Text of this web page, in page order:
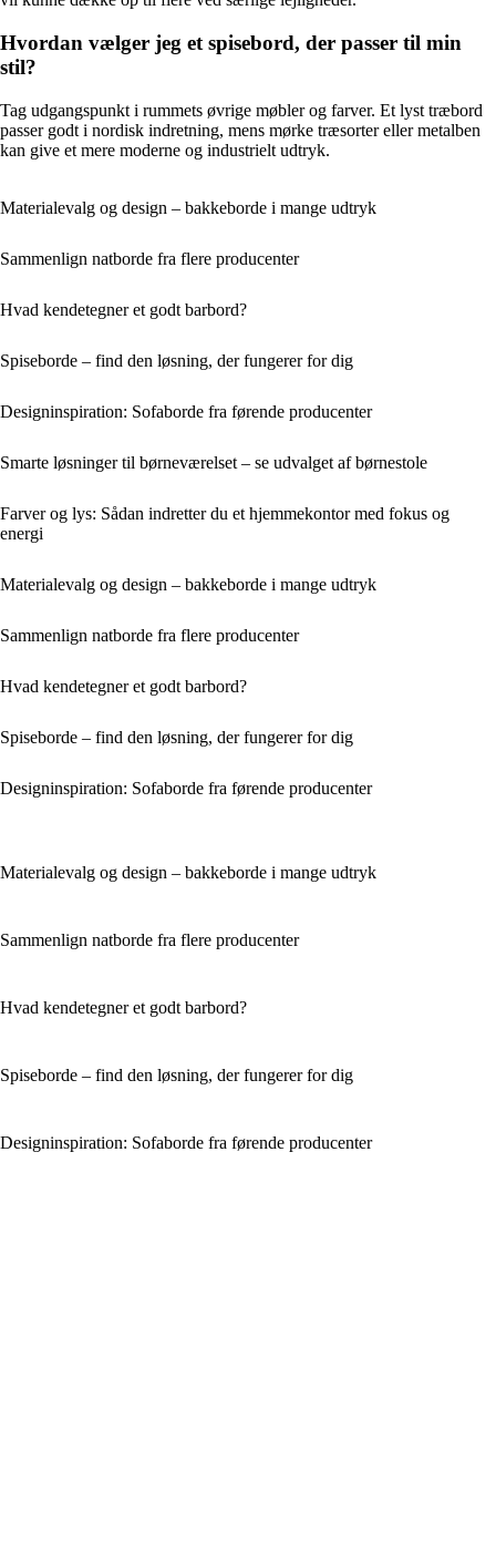
Hvordan vælger jeg et spisebord, der passer til min
stil?
Tag udgangspunkt i rummets øvrige møbler og farver. Et lyst træbord
passer godt i nordisk indretning, mens mørke træsorter eller metalben
kan give et mere moderne og industrielt udtryk.
Materialevalg og design – bakkeborde i mange udtryk
Sammenlign natborde fra flere producenter
Hvad kendetegner et godt barbord?
Spiseborde – find den løsning, der fungerer for dig
Designinspiration: Sofaborde fra førende producenter
Smarte løsninger til børneværelset – se udvalget af børnestole
Farver og lys: Sådan indretter du et hjemmekontor med fokus og
energi
Materialevalg og design – bakkeborde i mange udtryk
Sammenlign natborde fra flere producenter
Hvad kendetegner et godt barbord?
Spiseborde – find den løsning, der fungerer for dig
Designinspiration: Sofaborde fra førende producenter
Materialevalg og design – bakkeborde i mange udtryk
Sammenlign natborde fra flere producenter
Hvad kendetegner et godt barbord?
Spiseborde – find den løsning, der fungerer for dig
Designinspiration: Sofaborde fra førende producenter